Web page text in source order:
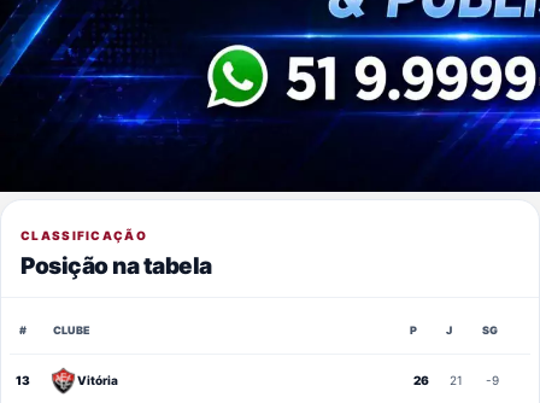
CLASSIFICAÇÃO
Posição na tabela
# CLUBE P J SG
13 Vitória 26 21 -9